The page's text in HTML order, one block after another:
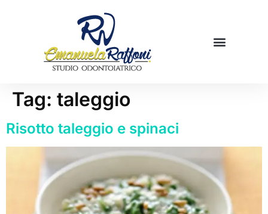
Tag: taleggio
Risotto taleggio e spinaci